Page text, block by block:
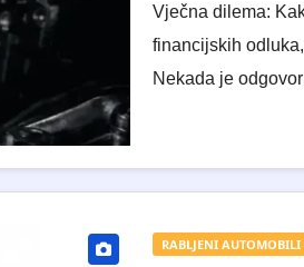
Vječna dilema:
financijskih
Nekada je
RABLJENI AUTOMOBILI